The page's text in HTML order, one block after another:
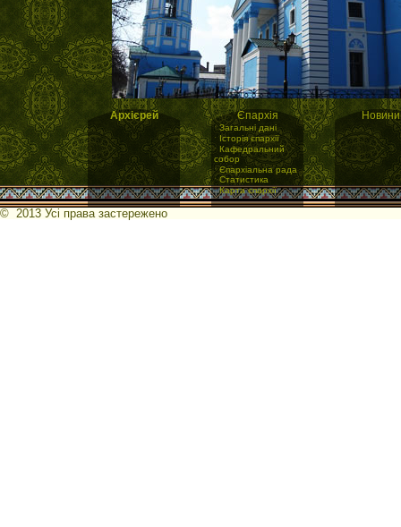
Архієрей Єпархія
·Загальні дані
·Історія єпархії
·Кафедральний
собор
·Єпархіальна рада
·Статистика
·Карта єпархії
Новини
© 2013 Усі права застережено